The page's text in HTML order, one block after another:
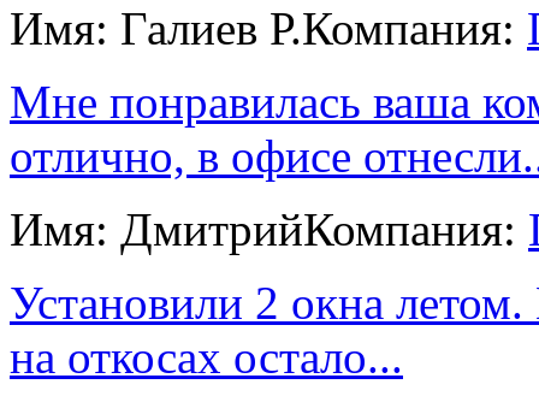
Имя: Галиев Р.Компания:
Мне понравилась ваша
отлично, в офисе
Имя: ДмитрийКомпания:
Установили 2 окна
на откосах остало...